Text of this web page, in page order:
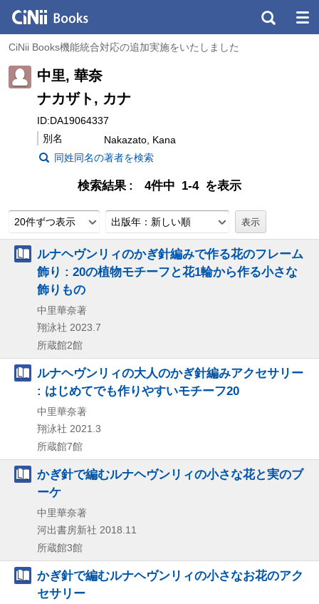
CiNii Books機能統合対応の追加実施をいたしました
中里, 華奈
ナカザト, カナ
ID:DA19064337
別名
Nakazato, Kana
同姓同名の著者を検索
検索結果 4件中 1-4 を表示
20件ずつ表示 出版年：新しい順
ルナヘヴンリィのかぎ針編みで作る花のフレーム
飾り : 20の植物モチーフと花1輪から作る小さな
飾りもの
中里華奈著
翔泳社 2023.7
所蔵館2館
ルナヘヴンリィの大人のかぎ針編みアクセサリー
: はじめてでも作りやすいモチーフ20
中里華奈著
翔泳社 2021.3
所蔵館7館
かぎ針で編むルナヘヴンリィの小さな花と実のブ
ーケ
中里華奈著
河出書房新社 2018.11
所蔵館3館
かぎ針で編むルナヘヴンリィの小さなお花のアク
セサリー